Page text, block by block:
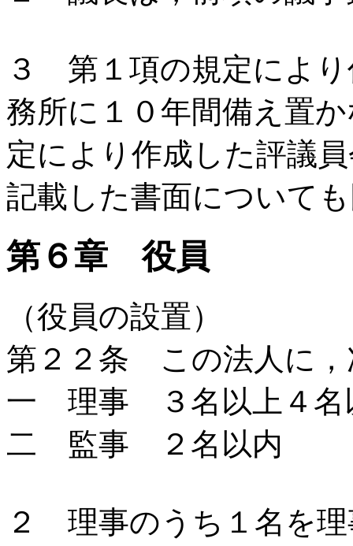
３ 第１項の規定によ
務所に１０年間備え置
定により作成した評議
記載した書面について
第６章 役員
（役員の設置）
第２２条 この法人に，
一 理事 ３名以上４名
二 監事 ２名以内
２ 理事のうち１名を理